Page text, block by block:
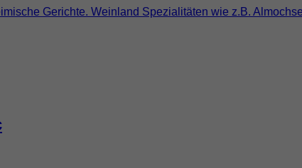
Gerichte. Weinland Spezialitäten wie z.B.